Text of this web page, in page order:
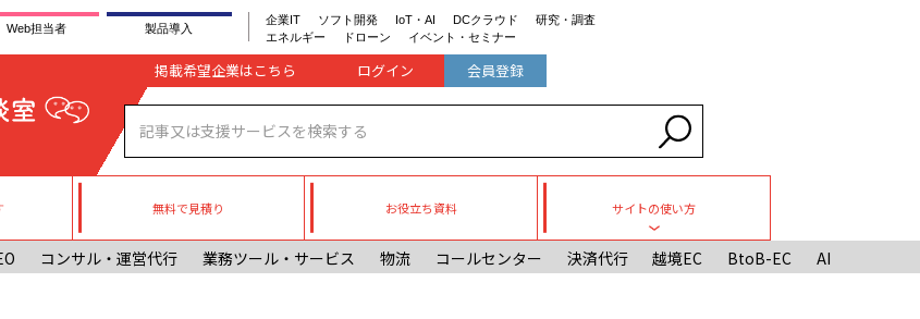
Web担当者 製品導入
企業IT ソフト開発 IoT・AI DCクラウド
研究・調査
エネルギー
ドローン イベント・セミナー
Company register
掲載希望企業はこちら 会員登録
無料で見積り お役立ち資料
サイトの使い方
Toggle submenu
コンサル・運営代行 業務ツール・サービス 物流 コールセンター 決済代行 越境EC BtoB-EC AI